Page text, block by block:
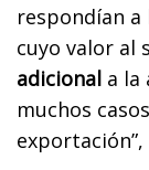
respondían
cuyo valor al
adicional a la
muchos
exportación”,